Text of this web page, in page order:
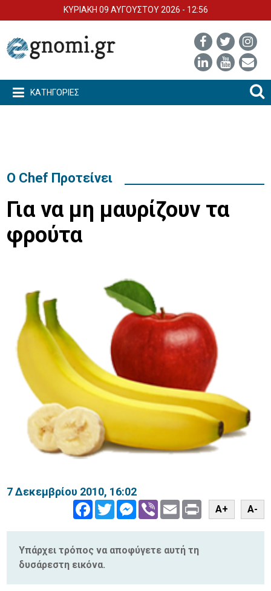
ΚΥΡΙΑΚΗ 09 ΑΥΓΟΥΣΤΟΥ 2026 - 12:56
ΚΑΤΗΓΟΡΙΕΣ
Ο Chef Προτείνει
Για να μη μαυρίζουν τα
φρούτα
7 Δεκεμβρίου 2010, 16:02
FacebookTwitterMessenger
Viber Email PrintA+ A-
Υπάρχει τρόπος να αποφύγετε αυτή τη
δυσάρεστη εικόνα.